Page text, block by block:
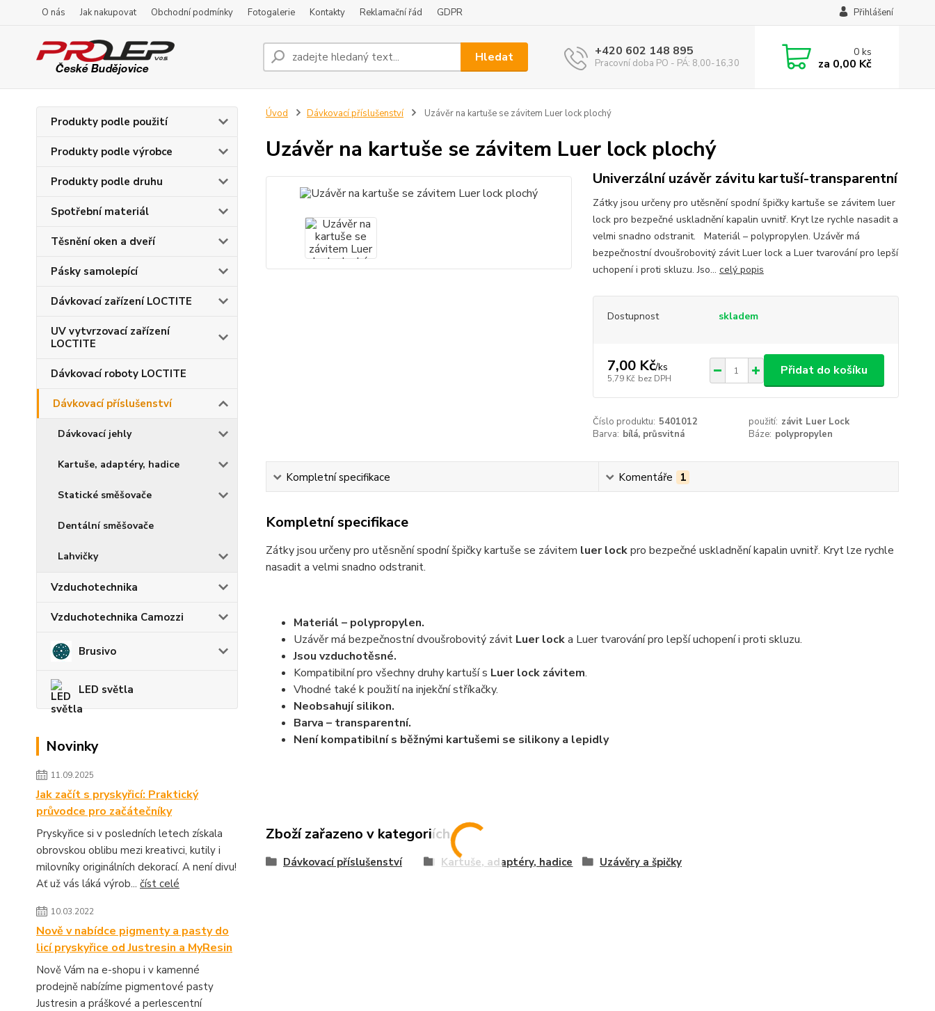
O nás Jak nakupovat Obchodní podmínky Fotogalerie Kontakty Reklamační řád GDPR Přihlášení
Hledat +420 602 148 895
Pracovní doba PO - PÁ: 8,00-16,30
0ks
za 0,00 Kč
Produkty podle použití
Produkty podle výrobce
Produkty podle druhu
Spotřební materiál
Těsnění oken a dveří
Pásky samolepící
Dávkovací zařízení LOCTITE
UV vytvrzovací zařízení
LOCTITE
Dávkovací roboty LOCTITE
Dávkovací příslušenství
Dávkovací jehly
Kartuše, adaptéry, hadice
Statické směšovače
Dentální směšovače
Lahvičky
Vzduchotechnika
Vzduchotechnika Camozzi
Brusivo
LED světla
Novinky
11.09.2025
Jak začít s pryskyřicí: Praktický
průvodce pro začátečníky
Pryskyřice si v posledních letech získala
obrovskou oblibu mezi kreativci, kutily i
milovníky originálních dekorací. A není divu!
Ať už vás láká výrob... číst celé
10.03.2022
Nově v nabídce pigmenty a pasty do
licí pryskyřice od Justresin a MyResin
Nově Vám na e-shopu i v kamenné
prodejně nabízíme pigmentové pasty
Justresin a práškové a perlescentní
Úvod Dávkovací příslušenství Uzávěr na kartuše se závitem Luer lock plochý
Uzávěr na kartuše se závitem Luer lock plochý
Univerzální uzávěr závitu kartuší-transparentní
Zátky jsou určeny pro utěsnění spodní špičky kartuše se závitem luer
lock pro bezpečné uskladnění kapalin uvnitř. Kryt lze rychle nasadit a
velmi snadno odstranit. Materiál – polypropylen. Uzávěr má
bezpečnostní dvoušrobovitý závit Luer lock a Luer tvarování pro lepší
uchopení i proti skluzu. Jso... celý popis
Dostupnost skladem
7,00 Kč/ks
5,79 Kč bez DPH
Přidat do košíku
Číslo produktu: 5401012 použití: závit Luer Lock
Barva: bílá, průsvitná Báze: polypropylen
Kompletní specifikace Komentáře 1
Kompletní specifikace
Zátky jsou určeny pro utěsnění spodní špičky kartuše se závitem luer lockpro bezpečné uskladnění kapalin uvnitř. Kryt lze rychle
nasadit a velmi snadno odstranit.
Materiál – polypropylen.
Uzávěr má bezpečnostní dvoušrobovitý závit Luer locka Luer tvarování pro lepší uchopení i proti skluzu.
Jsou vzduchotěsné.
Kompatibilní pro všechny druhy kartuší s Luer lock závitem.
Vhodné také k použití na injekční stříkačky.
Neobsahují silikon.
Barva – transparentní.
Není kompatibilní s běžnými kartušemi se silikony a lepidly
Zboží zařazeno v kategoriích
Dávkovací příslušenství Kartuše, adaptéry, hadice Uzávěry a špičky